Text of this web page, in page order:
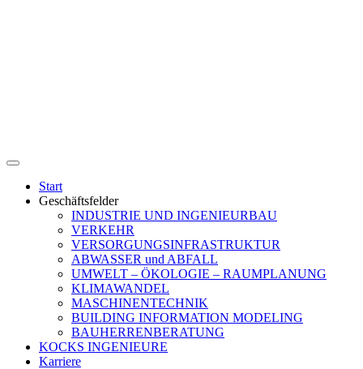
Start
Geschäftsfelder
INDUSTRIE UND INGENIEURBAU
VERKEHR
VERSORGUNGSINFRASTRUKTUR
ABWASSER und ABFALL
UMWELT – ÖKOLOGIE – RAUMPLANUNG
KLIMAWANDEL
MASCHINENTECHNIK
BUILDING INFORMATION MODELING
BAUHERRENBERATUNG
KOCKS INGENIEURE
Karriere